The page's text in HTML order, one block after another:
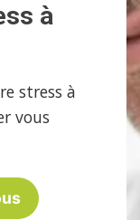
à
stress à
vous